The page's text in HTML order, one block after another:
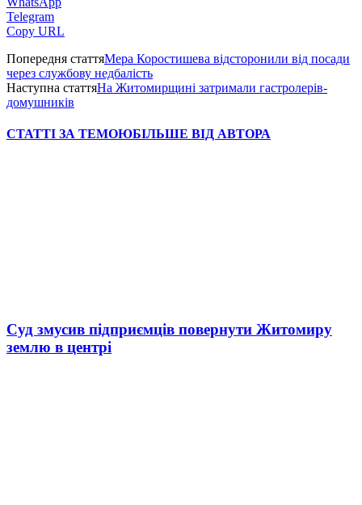
Telegram
Copy URL
Попередня статтяМера Коростишева відсторонили від посади
через службову недбалість
Наступна статтяНа Житомирщині затримали гастролерів-
домушників
СТАТТІ ЗА ТЕМОЮБІЛЬШЕ ВІД АВТОРА
Суд змусив підприємців повернути Житомиру
землю в центрі